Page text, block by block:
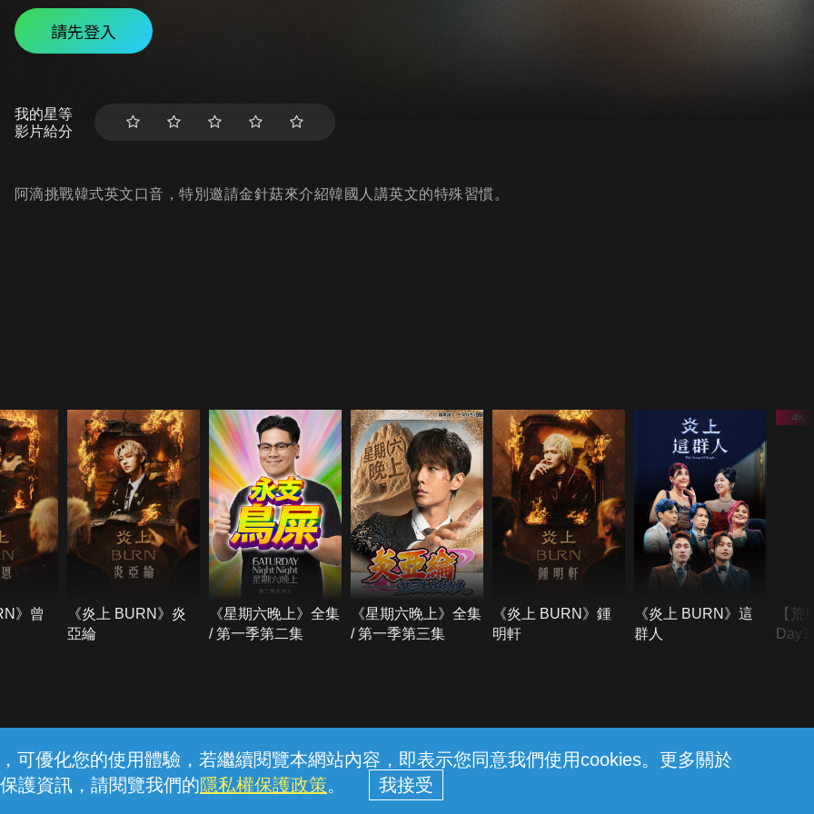
可優化您的使用體驗，若繼續閱覽本網站內容，即表示您同意我們使用cookies。更多關於
護資訊，請閱覽我們的隱私權保護政策。
請先登入
我的星等
影片給分
阿滴挑戰韓式英文口音，特別邀請金針菇來介紹韓國人講英文的特殊習慣。
》曾
《炎上 BURN》炎
亞綸
《星期六晚上》全集
/ 第一季第二集
《星期六晚上》全集
/ 第一季第三集
《炎上 BURN》鍾
明軒
《炎上 BURN》這
群人
【荒
線上客服 服務條款 隱私權保護
中華電信股份有限公司個人家庭分公司 (統一編號：96979949) © 2026